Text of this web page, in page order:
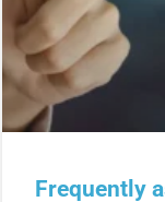
Frequently